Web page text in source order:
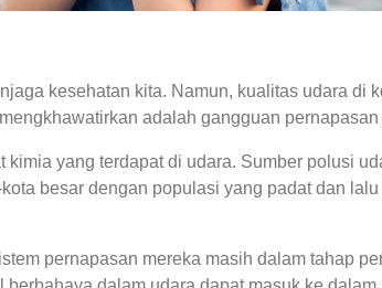
kesehatan kita. Namun, kualitas udara di
adalah gangguan
yang terdapat di udara. Sumber polusi
besar dengan populasi yang padat dan
pernapasan mereka masih dalam tahap